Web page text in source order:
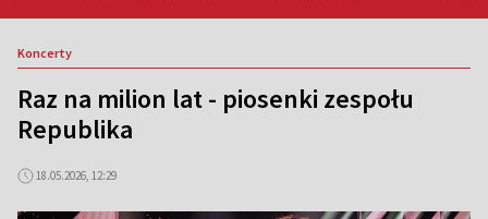
Koncerty
Raz na milion lat - piosenki zespołu
Republika
18.05.2026, 12:29